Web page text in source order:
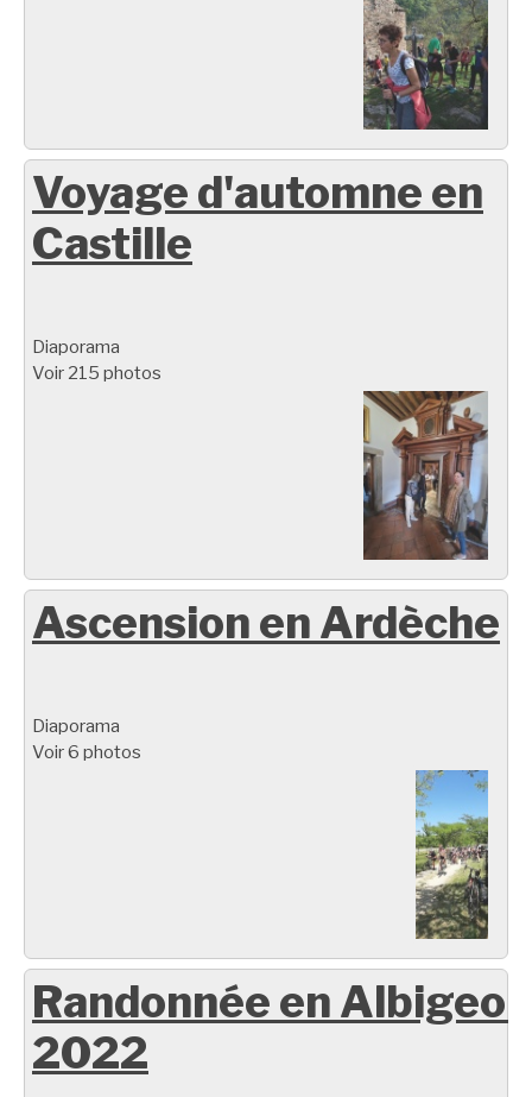
Voyage d'automne en
Castille
Diaporama
Voir 215 photos
Ascension en Ardèche
Diaporama
Voir 6 photos
Randonnée en
2022